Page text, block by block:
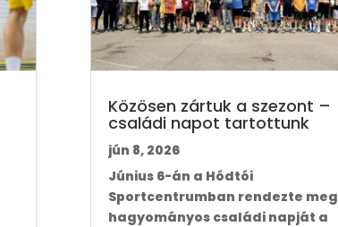
Közösen zártuk a szezont –
családi napot tartottunk
jún 8, 2026
Június 6-án a Hódtói
Sportcentrumban rendezte meg
hagyományos családi napját a